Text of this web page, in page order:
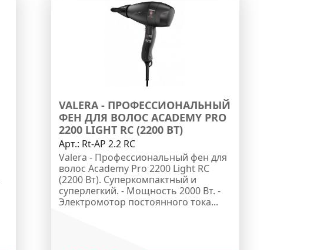
VALERA - ПРОФЕССИОНАЛЬНЫЙ
ФЕН ДЛЯ ВОЛОС ACADEMY PRO
2200 LIGHT RC (2200 ВТ)
Арт.: Rt-AP 2.2 RC
Valera - Профессиональный фен для
волос Academy Pro 2200 Light RC
(2200 Вт). Суперкомпактный и
суперлегкий. - Мощность 2000 Вт. -
Электромотор постоянного тока...